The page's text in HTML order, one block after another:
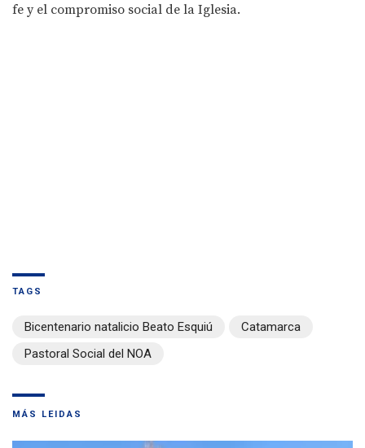
fe y el compromiso social de la Iglesia.
TAGS
Bicentenario natalicio Beato Esquiú
Catamarca
Pastoral Social del NOA
MÁS LEIDAS